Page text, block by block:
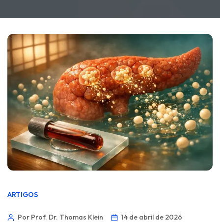
ARTIGOS
Por Prof. Dr. Thomas Klein
14 de abril de 2026